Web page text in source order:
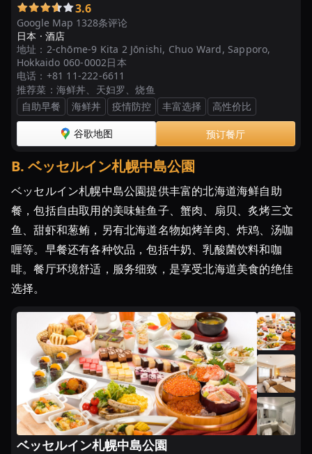
さ
【北
海
道】
バ
イ
キ
ン
グ・
ビ
ュ
ッ
フ
食
べ
放
題
の
ホ
テ
ル・
Google Map 1328条评论
3.6
日本 · 酒店
地址： 2-chōme-9 Kita 2 Jōnishi, Chuo Ward, Sapporo,
Hokkaido 060-0002日本
电话： +81 11-222-6611
推荐菜： 海鲜丼、天妇罗、烧鱼
自助早餐
海鲜丼 疫情防控 丰富选择 高性价比
谷歌地图 预订餐厅
B. ベッセルイン札幌中島公園
ベッセルイン札幌中島公園提供丰富的北海道海鲜自助
餐，包括自由取用的美味鲑鱼子、蟹肉、扇贝、炙烤三文
鱼、甜虾和葱鲔，另有北海道名物如烤羊肉、炸鸡、汤咖
喱等。早餐还有各种饮品，包括牛奶、乳酸菌饮料和咖
啡。餐厅环境舒适，服务细致，是享受北海道美食的绝佳
选择。
ベッセルイン札幌中島公園